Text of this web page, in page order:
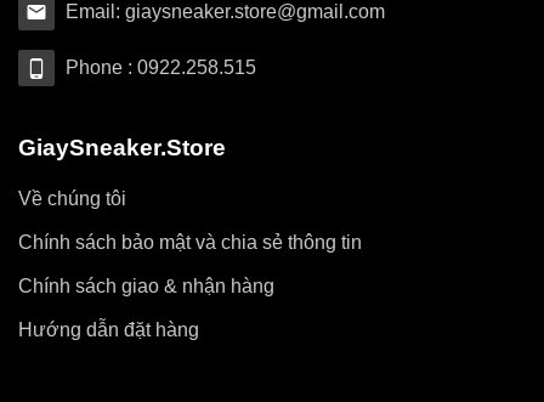
Email: giaysneaker.store@gmail.com
Phone : 0922.258.515
GiaySneaker.Store
Về chúng tôi
Chính sách bảo mật và chia sẻ thông tin
Chính sách giao & nhận hàng
Hướng dẫn đặt hàng